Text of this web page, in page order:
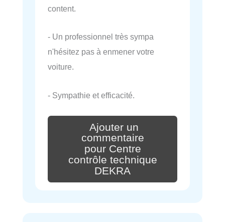
content.
- Un professionnel très sympa
n'hésitez pas à enmener votre
voiture.
- Sympathie et efficacité.
Ajouter un
commentaire
pour Centre
contrôle technique
DEKRA